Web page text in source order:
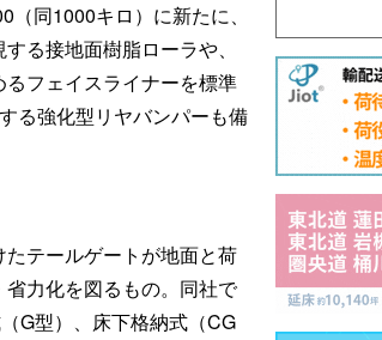
同1000キロ）に新たに、
る接地面樹脂ローラや、
フェイスライナーを標準
る強化型リヤバンパーも備
テールゲートが地面と荷
力化を図るもの。同社で
G型）、床下格納式（CG